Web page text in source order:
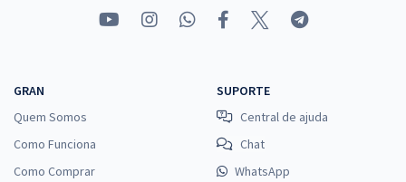
GRAN
Quem Somos
Como Funciona
Como Comprar
SUPORTE
Central de ajuda
Chat
WhatsApp